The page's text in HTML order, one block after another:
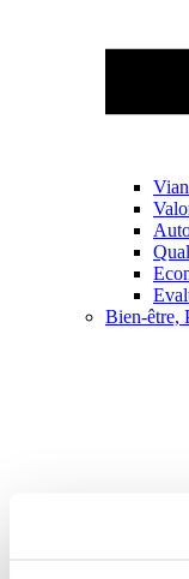
Bien-être,